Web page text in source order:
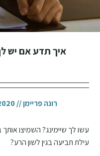
איך תדע אם יש
רונה פריימן //
עשו לך שיימינג? השמיצו
עילת תביעה בגין לשון הרע?